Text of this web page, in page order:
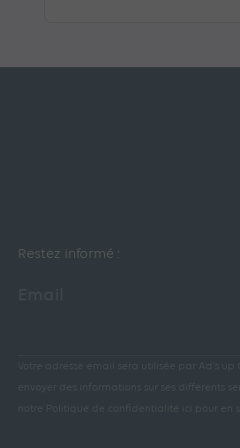
Restez informé :
Votre adresse email sera utilisée par Ad’s up
envoyer des informations sur ses différents
notre Politique de confidentialité ici pour en